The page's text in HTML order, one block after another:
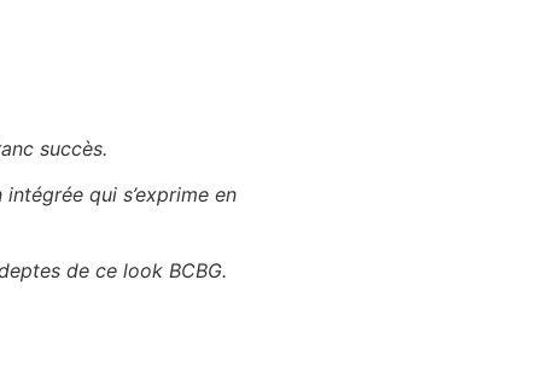
succès.
qui s’exprime en
de ce look BCBG.